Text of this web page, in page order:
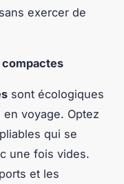
exercer de
sont écologiques
voyage. Optez
qui se
une fois vides.
et les